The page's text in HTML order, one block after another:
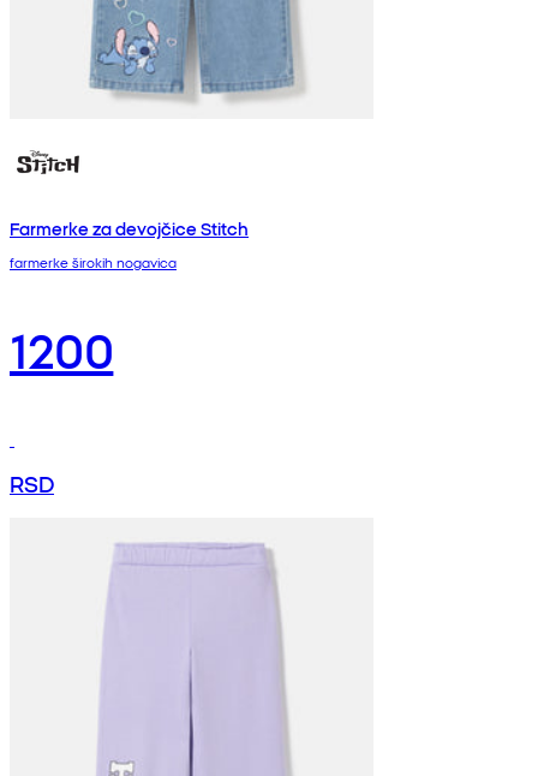
Farmerke za devojčice Stitch
farmerke širokih nogavica
1200
RSD